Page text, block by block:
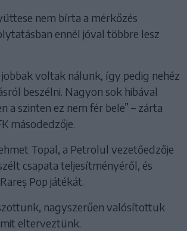
nem bírta a mérkőzés
ennél jóval többre lesz
voltak nálunk, így pedig nehéz
beszélni. Nagyon sok hibával
a szinten ez nem fér bele” – zárta
másodedzője.
Topal, a Petrolul vezetőedzője
csapata teljesítményéről, és
Pop játékát.
nagyszerűen valósítottuk
elterveztünk.